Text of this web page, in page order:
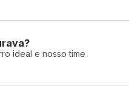
ideal e nosso time